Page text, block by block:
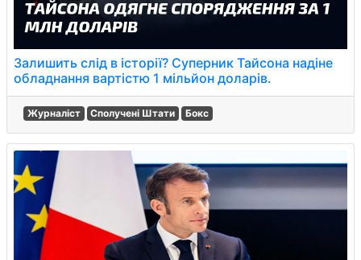
Залишить слід в історії? Суперник Тайсона надіне
обладнання вартістю 1 мільйон доларів.
Журналіст Сполучені Штати Бокс